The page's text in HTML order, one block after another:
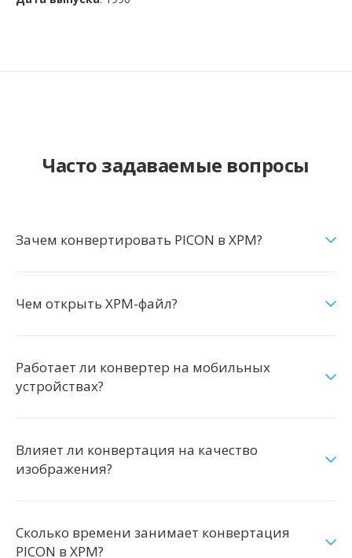
Часто задаваемые вопросы
Зачем конвертировать PICON в XPM?
Чем открыть XPM-файл?
Работает ли конвертер на мобильных
устройствах?
Влияет ли конвертация на качество
изображения?
Сколько времени занимает конвертация
PICON в XPM?